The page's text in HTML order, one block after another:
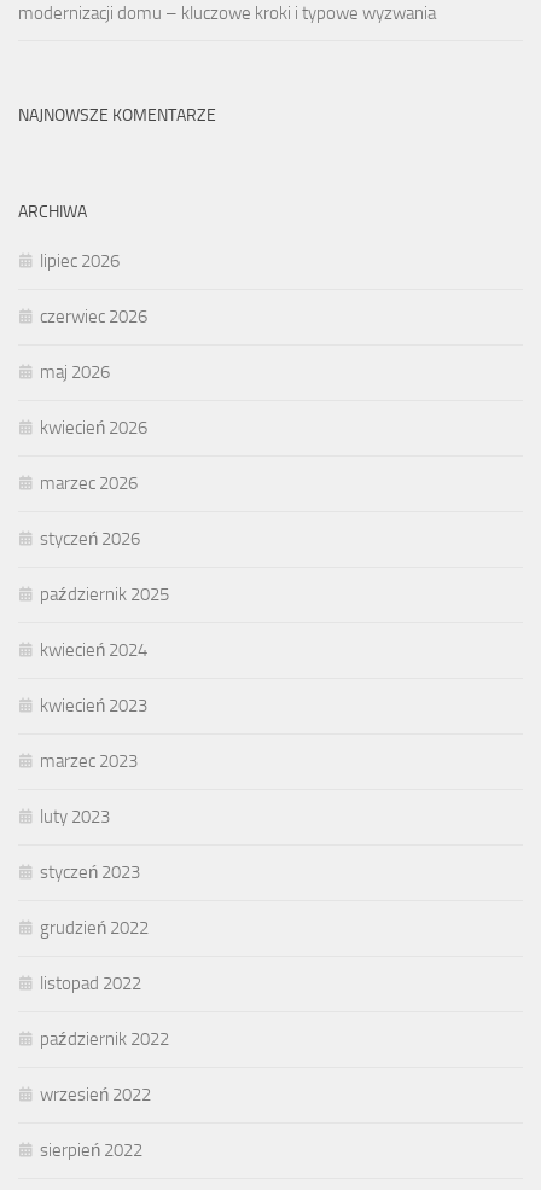
modernizacji domu – kluczowe kroki i typowe wyzwania
NAJNOWSZE KOMENTARZE
ARCHIWA
lipiec 2026
czerwiec 2026
maj 2026
kwiecień 2026
marzec 2026
styczeń 2026
październik 2025
kwiecień 2024
kwiecień 2023
marzec 2023
luty 2023
styczeń 2023
grudzień 2022
listopad 2022
październik 2022
wrzesień 2022
sierpień 2022